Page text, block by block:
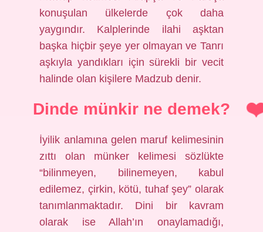
konuşulan ülkelerde çok daha
yaygındır. Kalplerinde ilahi aşktan
başka hiçbir şeye yer olmayan ve Tanrı
aşkıyla yandıkları için sürekli bir vecit
halinde olan kişilere Madzub denir.
Dinde münkir ne demek?
İyilik anlamına gelen maruf kelimesinin
zıttı olan münker kelimesi sözlükte
“bilinmeyen, bilinemeyen, kabul
edilemez, çirkin, kötü, tuhaf şey” olarak
tanımlanmaktadır. Dini bir kavram
olarak ise Allah’ın onaylamadığı,